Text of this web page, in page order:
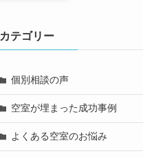
カテゴリー
個別相談の声
空室が埋まった成功事例
よくある空室のお悩み